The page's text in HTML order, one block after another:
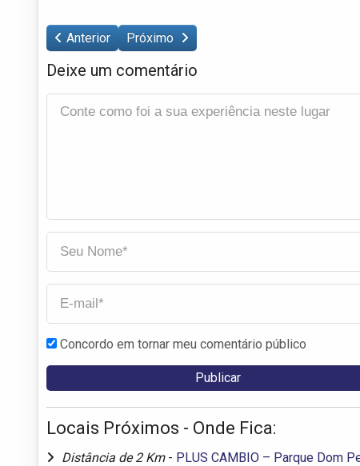
Anterior Próximo
Deixe um comentário
Concordo em tornar meu comentário público
Locais Próximos - Onde Fica:
Distância de 2 Km - PLUS CAMBIO – Parque Dom